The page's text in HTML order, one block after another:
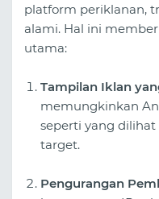
platform periklanan,
alami. Hal ini
utama:
Tampilan Iklan
memungkinkan
seperti yang dilihat
target.
Pengurangan